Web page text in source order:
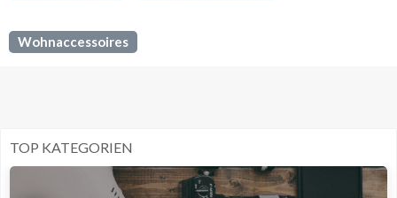
Wohnaccessoires
TOP KATEGORIEN